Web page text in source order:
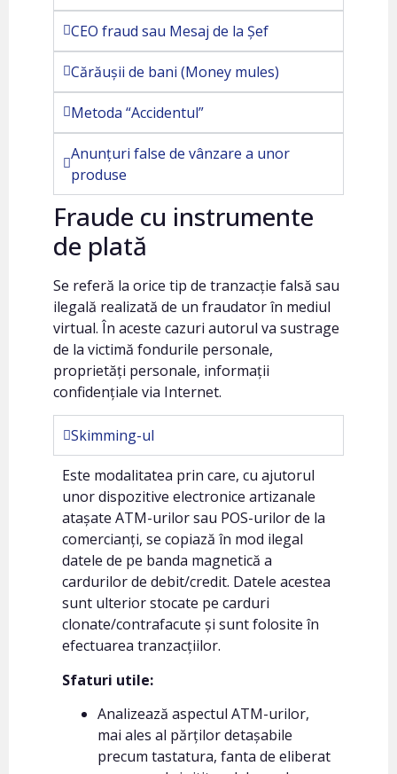
CEO fraud sau Mesaj de la Șef
Cărăușii de bani (Money mules)
Metoda “Accidentul”
Anunțuri false de vânzare a unor
produse
Fraude cu instrumente
de plată
Se referă la orice tip de tranzacție falsă sau
ilegală realizată de un fraudator în mediul
virtual. În aceste cazuri autorul va sustrage
de la victimă fondurile personale,
proprietăți personale, informații
confidențiale via Internet.
Skimming-ul
Este modalitatea prin care, cu ajutorul
unor dispozitive electronice artizanale
atașate ATM-urilor sau POS-urilor de la
comercianți, se copiază în mod ilegal
datele de pe banda magnetică a
cardurilor de debit/credit. Datele acestea
sunt ulterior stocate pe carduri
clonate/contrafacute și sunt folosite în
efectuarea tranzacțiilor.
Sfaturi utile:
Analizează aspectul ATM-urilor,
mai ales al părților detașabile
precum tastatura, fanta de eliberat